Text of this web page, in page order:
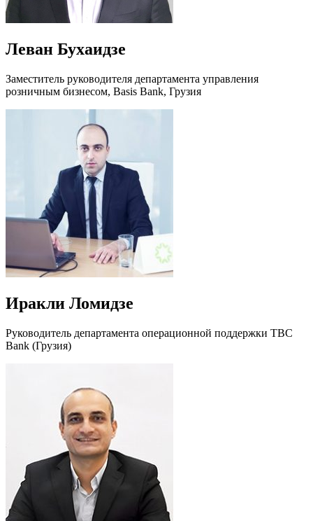
Леван Бухаидзе
Заместитель руководителя департамента управления
розничным бизнесом, Basis Bank, Грузия
Иракли Ломидзе
Руководитель департамента операционной поддержки TBC
Bank (Грузия)